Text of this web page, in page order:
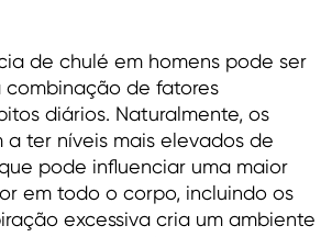
de chulé em homens pode ser
de fatores
diários. Naturalmente, os
a ter níveis mais elevados de
pode influenciar uma maior
em todo o corpo, incluindo os
excessiva cria um ambiente